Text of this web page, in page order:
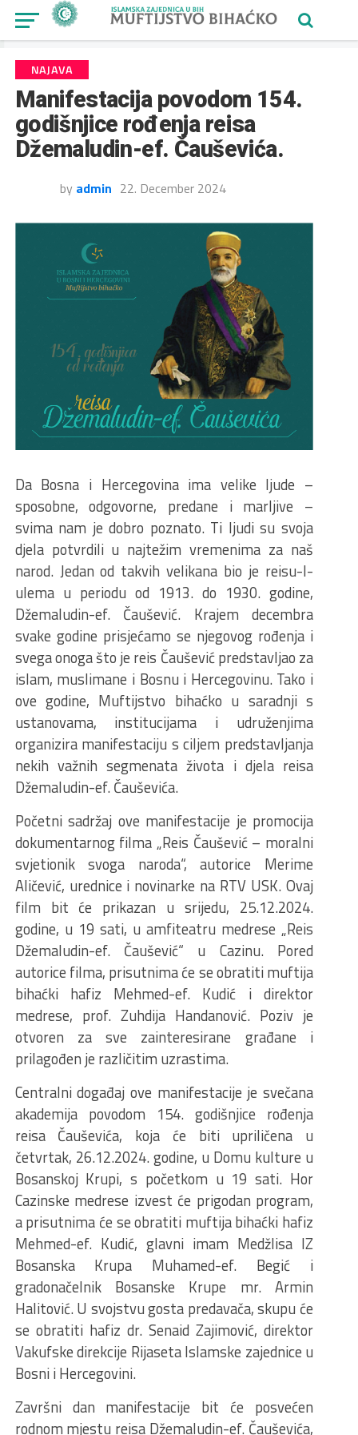
NAJAVA
Manifestacija povodom 154.
godišnjice rođenja reisa
Džemaludin-ef. Čauševića.
by admin 22. December 2024
Da Bosna i Hercegovina ima velike ljude –
sposobne, odgovorne, predane i marljive –
svima nam je dobro poznato. Ti ljudi su svoja
djela potvrdili u najtežim vremenima za naš
narod. Jedan od takvih velikana bio je reisu-l-
ulema u periodu od 1913. do 1930. godine,
Džemaludin-ef. Čaušević. Krajem decembra
svake godine prisjećamo se njegovog rođenja i
svega onoga što je reis Čaušević predstavljao za
islam, muslimane i Bosnu i Hercegovinu. Tako i
ove godine, Muftijstvo bihaćko u saradnji s
ustanovama, institucijama i udruženjima
organizira manifestaciju s ciljem predstavljanja
nekih važnih segmenata života i djela reisa
Džemaludin-ef. Čauševića.
Početni sadržaj ove manifestacije je promocija
dokumentarnog filma „Reis Čaušević – moralni
svjetionik svoga naroda“, autorice Merime
Aličević, urednice i novinarke na RTV USK. Ovaj
film bit će prikazan u srijedu, 25.12.2024.
godine, u 19 sati, u amfiteatru medrese „Reis
Džemaludin-ef. Čaušević“ u Cazinu. Pored
autorice filma, prisutnima će se obratiti muftija
bihaćki hafiz Mehmed-ef. Kudić i direktor
medrese, prof. Zuhdija Handanović. Poziv je
otvoren za sve zainteresirane građane i
prilagođen je različitim uzrastima.
Centralni događaj ove manifestacije je svečana
akademija povodom 154. godišnjice rođenja
reisa Čauševića, koja će biti upriličena u
četvrtak, 26.12.2024. godine, u Domu kulture u
Bosanskoj Krupi, s početkom u 19 sati. Hor
Cazinske medrese izvest će prigodan program,
a prisutnima će se obratiti muftija bihaćki hafiz
Mehmed-ef. Kudić, glavni imam Medžlisa IZ
Bosanska Krupa Muhamed-ef. Begić i
gradonačelnik Bosanske Krupe mr. Armin
Halitović. U svojstvu gosta predavača, skupu će
se obratiti hafiz dr. Senaid Zajimović, direktor
Vakufske direkcije Rijaseta Islamske zajednice u
Bosni i Hercegovini.
Završni dan manifestacije bit će posvećen
rodnom mjestu reisa Džemaludin-ef. Čauševića,